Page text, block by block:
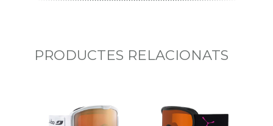
PRODUCTES RELACIONATS